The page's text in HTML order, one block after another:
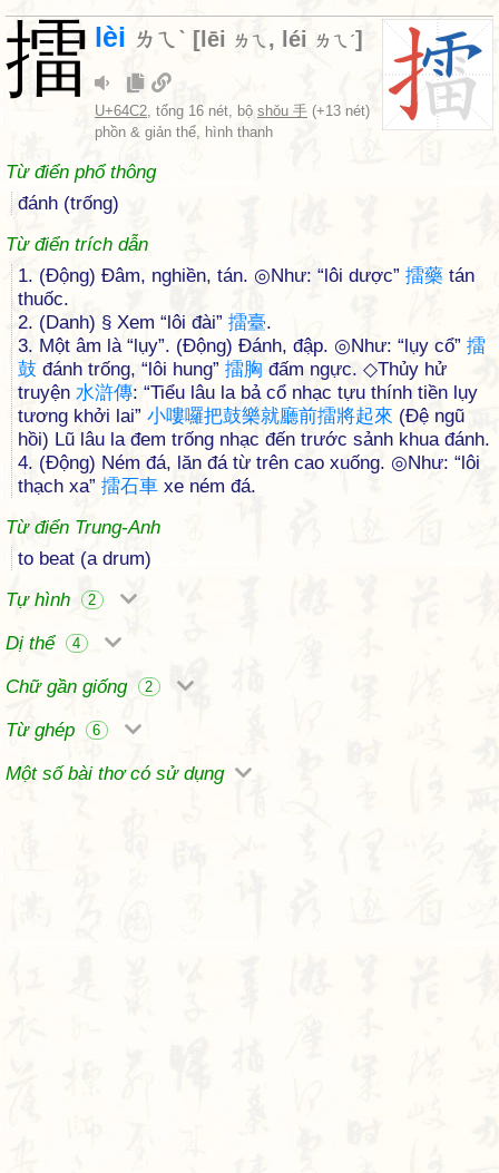
擂 lèi ㄌㄟˋ [ lēi ㄌㄟ , léi ㄌㄟˊ]
U+64C2, tổng 16 nét, bộ shǒu 手 (+13 nét)
phồn & giản thể, hình thanh
Từ điển phổ thông
đánh (trống)
Từ điển trích dẫn
1. (Động) Đâm, nghiền, tán. ◎Như: “lôi dược” 擂藥 tán
thuốc.
2. (Danh) § Xem “lôi đài” 擂臺.
3. Một âm là “lụy”. (Động) Đánh, đập. ◎Như: “lụy cổ” 擂
鼓 đánh trống, “lôi hung” 擂胸 đấm ngực. ◇Thủy hử
truyện 水滸傳: “Tiểu lâu la bả cổ nhạc tựu thính tiền lụy
tương khởi lai” 小嘍囉把鼓樂就廳前擂將起來 (Đệ ngũ
hồi) Lũ lâu la đem trống nhạc đến trước sảnh khua đánh.
4. (Động) Ném đá, lăn đá từ trên cao xuống. ◎Như: “lôi
thạch xa” 擂石車 xe ném đá.
Từ điển Trung-Anh
to beat (a drum)
Tự hình
2
Dị thể 4
Chữ gần giống 2
Từ ghép 6
Một số bài thơ có sử dụng